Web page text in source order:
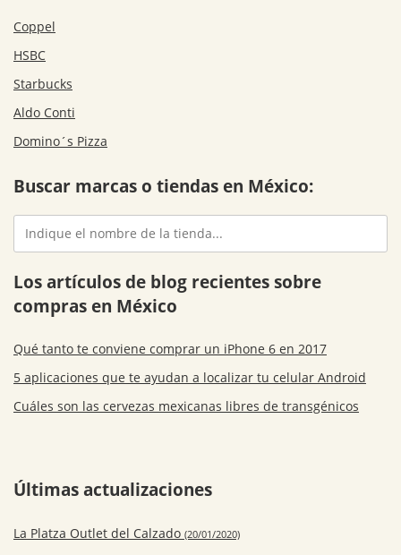
Coppel
HSBC
Starbucks
Aldo Conti
Domino´s Pizza
Buscar marcas o tiendas en México:
Los artículos de blog recientes sobre
compras en México
Qué tanto te conviene comprar un iPhone 6 en 2017
5 aplicaciones que te ayudan a localizar tu celular Android
Cuáles son las cervezas mexicanas libres de transgénicos
Últimas actualizaciones
La Platza Outlet del Calzado (20/01/2020)